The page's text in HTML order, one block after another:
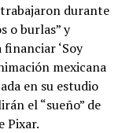
durante
o burlas” y
‘Soy
mexicana
en su estudio
el “sueño” de
Pixar.